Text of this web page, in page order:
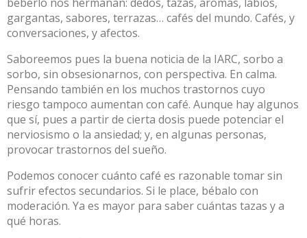
gargantas, sabores, terrazas… cafés del mundo. Cafés, y
conversaciones, y afectos.
Saboreemos pues la buena noticia de la IARC, sorbo a
sorbo, sin obsesionarnos, con perspectiva. En calma.
Pensando también en los muchos trastornos cuyo
riesgo tampoco aumentan con café. Aunque hay algunos
que sí, pues a partir de cierta dosis puede potenciar el
nerviosismo o la ansiedad; y, en algunas personas,
provocar trastornos del sueño.
Podemos conocer cuánto café es razonable tomar sin
sufrir efectos secundarios. Si le place, bébalo con
moderación. Ya es mayor para saber cuántas tazas y a
qué horas.